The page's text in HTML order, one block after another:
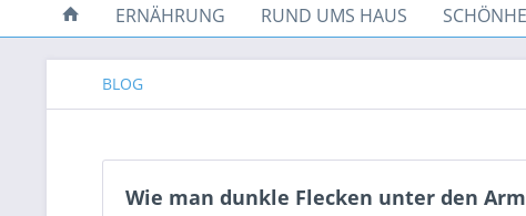
ERNÄHRUNG RUND UMS HAUS
BLOG
Wie man dunkle Flecken unter den